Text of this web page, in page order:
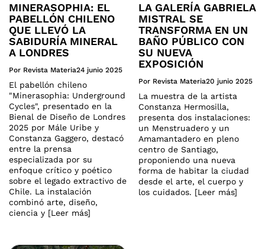
MINERASOPHIA: EL
PABELLÓN CHILENO
QUE LLEVÓ LA
SABIDURÍA MINERAL
A LONDRES
Por Revista Materia24 junio 2025
El pabellón chileno
"Minerasophia: Underground
Cycles", presentado en la
Bienal de Diseño de Londres
2025 por Mále Uribe y
Constanza Gaggero, destacó
entre la prensa
especializada por su
enfoque crítico y poético
sobre el legado extractivo de
Chile. La instalación
combinó arte, diseño,
ciencia y [Leer más]
LA GALERÍA GABRIELA
MISTRAL SE
TRANSFORMA EN UN
BAÑO PÚBLICO CON
SU NUEVA
EXPOSICIÓN
Por Revista Materia20 junio 2025
La muestra de la artista
Constanza Hermosilla,
presenta dos instalaciones:
un Menstruadero y un
Amamantadero en pleno
centro de Santiago,
proponiendo una nueva
forma de habitar la ciudad
desde el arte, el cuerpo y
los cuidados. [Leer más]